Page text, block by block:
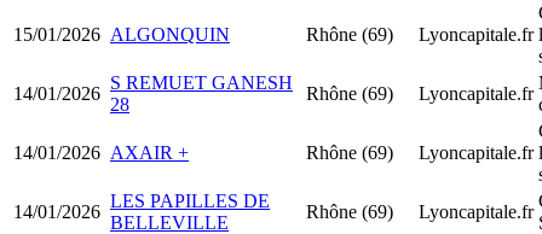
15/01/2026 ALGONQUIN Rhône (69) Lyoncapitale.fr
14/01/2026
S REMUET GANESH
28
Rhône (69) Lyoncapitale.fr
14/01/2026 AXAIR + Rhône (69) Lyoncapitale.fr
14/01/2026
LES PAPILLES DE
BELLEVILLE
Rhône (69) Lyoncapitale.fr